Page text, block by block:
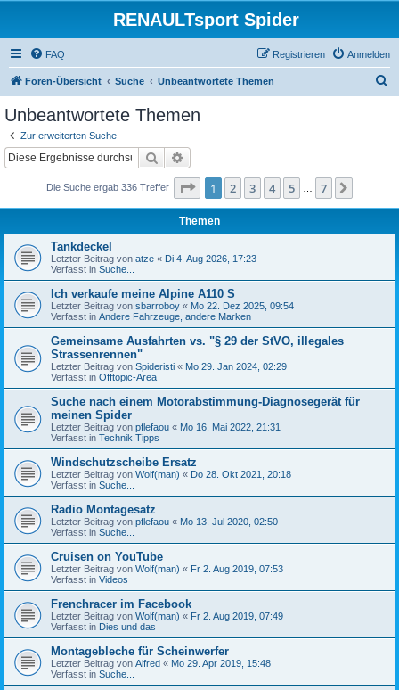
RENAULTsport Spider
FAQ Anmelden
Registrieren
Foren-Übersicht Suche Unbeantwortete Themen
Unbeantwortete Themen
Zur erweiterten Suche
Suche
Die Suche ergab 336 Treffer Seite 1von
1 2 3 4 5 7
Themen
Tankdeckel
Letzter Beitrag von atze « Di 4. Aug 2026, 17:23
Verfasst in Suche...
Ich verkaufe meine Alpine A110 S
Letzter Beitrag von sbarroboy « Mo 22. Dez 2025, 09:54
Verfasst in Andere Fahrzeuge, andere Marken
Gemeinsame Ausfahrten vs. "§ 29 der StVO, illegales
Strassenrennen"
Letzter Beitrag von Spideristi « Mo 29. Jan 2024, 02:29
Verfasst in Offtopic-Area
Suche nach einem Motorabstimmung-Diagnosegerät für
meinen Spider
Letzter Beitrag von pflefaou « Mo 16. Mai 2022, 21:31
Verfasst in Technik Tipps
Windschutzscheibe Ersatz
Letzter Beitrag von Wolf(man) « Do 28. Okt 2021, 20:18
Verfasst in Suche...
Radio Montagesatz
Letzter Beitrag von pflefaou « Mo 13. Jul 2020, 02:50
Verfasst in Suche...
Cruisen on YouTube
Letzter Beitrag von Wolf(man) « Fr 2. Aug 2019, 07:53
Verfasst in Videos
Frenchracer im Facebook
Letzter Beitrag von Wolf(man) « Fr 2. Aug 2019, 07:49
Verfasst in Dies und das
Montagebleche für Scheinwerfer
Letzter Beitrag von Alfred « Mo 29. Apr 2019, 15:48
Verfasst in Suche...